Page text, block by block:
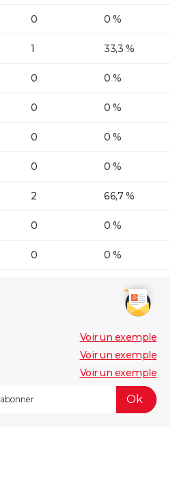
0 0 %
1 33,3 %
0 0 %
0 0 %
0 0 %
0 0 %
2 66,7 %
0 0 %
0 0 %
Voir un exemple
Voir un exemple
Voir un exemple